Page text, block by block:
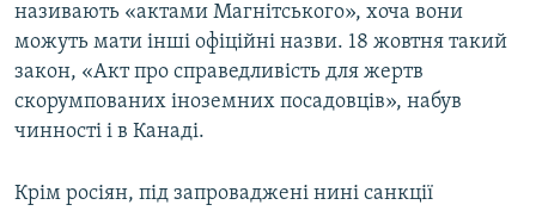
називають «актами Магнітського», хоча вони
можуть мати інші офіційні назви. 18 жовтня такий
закон, «Акт про справедливість для жертв
скорумпованих іноземних посадовців», набув
чинності і в Канаді.
Крім росіян, під запроваджені нині санкції